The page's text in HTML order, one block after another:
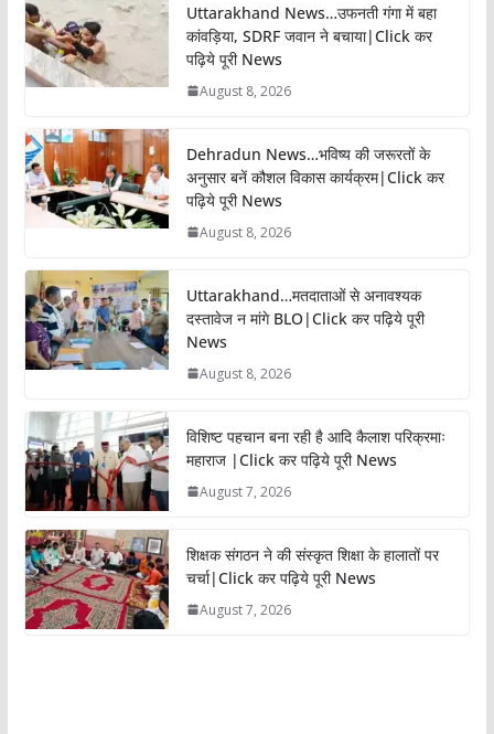
Uttarakhand News…उफनती गंगा में बहा
कांवड़िया, SDRF जवान ने बचाया|Click कर
पढ़िये पूरी News
August 8, 2026
Dehradun News…भविष्य की जरूरतों के
अनुसार बनें कौशल विकास कार्यक्रम|Click कर
पढ़िये पूरी News
August 8, 2026
Uttarakhand…मतदाताओं से अनावश्यक
दस्तावेज न मांगे BLO|Click कर पढ़िये पूरी
News
August 8, 2026
विशिष्ट पहचान बना रही है आदि कैलाश परिक्रमाः
महाराज |Click कर पढ़िये पूरी News
August 7, 2026
शिक्षक संगठन ने की संस्कृत शिक्षा के हालातों पर
चर्चा|Click कर पढ़िये पूरी News
August 7, 2026